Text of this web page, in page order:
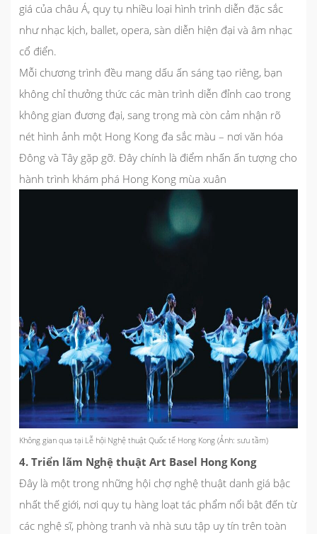
giá của châu Á, quy tụ nhiều loại hình trình diễn đặc sắc
như nhạc kịch, ballet, opera, sàn diễn hiện đại và âm nhạc
cổ điển.
Mỗi chương trình đều mang dấu ấn sáng tạo riêng, bạn
không chỉ thưởng thức các màn trình diễn đỉnh cao trong
không gian đương đại, sang trọng mà còn cảm nhận rõ
nét hình ảnh một Hong Kong đa sắc màu – nơi văn hóa
Đông và Tây gặp gỡ. Đây chính là điểm nhấn ấn tượng cho
hành trình khám phá Hong Kong mùa xuân
Không gian qua tại Lễ hội Nghệ thuật Quốc tế Hong Kong (Ảnh: sưu tầm)
4. Triển lãm Nghệ thuật Art Basel Hong Kong
Đây là một trong những hội chợ nghệ thuật danh giá bậc
nhất thế giới, nơi quy tụ hàng loạt tác phẩm nổi bật đến từ
các nghệ sĩ, phòng tranh và nhà sưu tập uy tín trên toàn